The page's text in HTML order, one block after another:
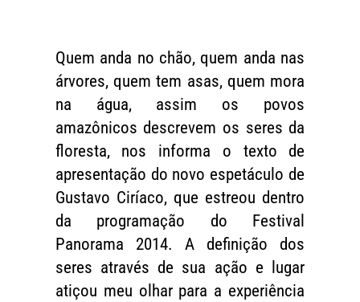
Quem anda no chão, quem anda nas
árvores, quem tem asas, quem mora
na água, assim os povos
amazônicos descrevem os seres da
floresta, nos informa o texto de
apresentação do novo espetáculo de
Gustavo Ciríaco, que estreou dentro
da programação do Festival
Panorama 2014. A definição dos
seres através de sua ação e lugar
atiçou meu olhar para a experiência